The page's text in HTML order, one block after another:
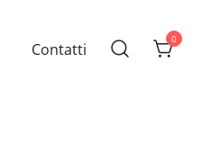
Contatti
0